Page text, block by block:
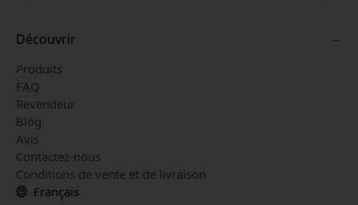
Découvrir
Produits
FAQ
Revendeur
Blog
Avis
Contactez-nous
Conditions de vente et de livraison
Français